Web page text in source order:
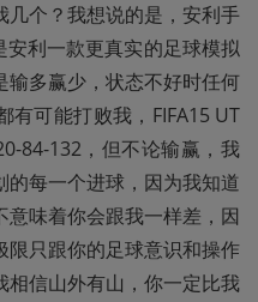
个？我想说的是，安利手
安利一款更真实的足球模拟
多赢少，状态不好时任何
有可能打败我，FIFA15 UT
84-132，但不论输赢，我
每一个进球，因为我知道
味着你会跟我一样差，因
只跟你的足球意识和操作
信山外有山，你一定比我